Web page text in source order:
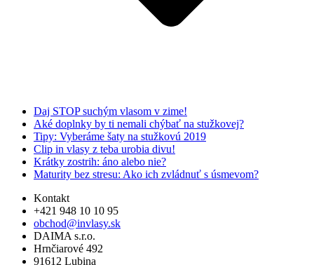
Daj STOP suchým vlasom v zime!
Aké doplnky by ti nemali chýbať na stužkovej?
Tipy: Vyberáme šaty na stužkovú 2019
Clip in vlasy z teba urobia divu!
Krátky zostrih: áno alebo nie?
Maturity bez stresu: Ako ich zvládnuť s úsmevom?
Kontakt
+421 948 10 10 95
obchod@invlasy.sk
DAIMA s.r.o.
Hrnčiarové 492
91612 Lubina